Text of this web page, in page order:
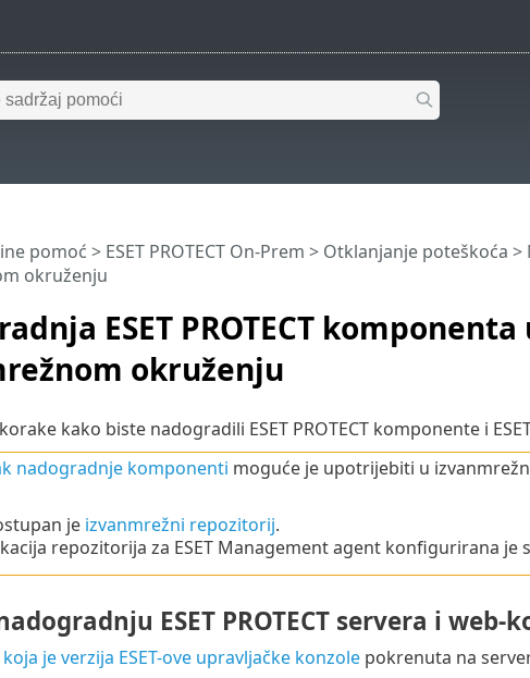
ESET PROTECT komponenta
okruženju
pomoć > ESET PROTECT On-Prem > Otklanjanje poteškoća >
okruženju
kako biste nadogradili ESET PROTECT komponente i
nadogradnje komponenti moguće je upotrijebiti u
je izvanmrežni repozitorij.
repozitorija za ESET Management agent konfigurirana je
ESET PROTECT servera i web-
je verzija ESET-ove upravljačke konzolepokrenuta na